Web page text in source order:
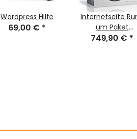
Wordpress Hilfe
69,00 € *
Internetseite
um Paket
Bytecrafter
749,90 € *